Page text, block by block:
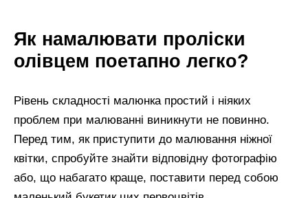
Як намалювати проліски
олівцем поетапно легко?
Рівень складності малюнка простий і ніяких
проблем при малюванні виникнути не повинно.
Перед тим, як приступити до малювання ніжної
квітки, спробуйте знайти відповідну фотографію
або, що набагато краще, поставити перед собою